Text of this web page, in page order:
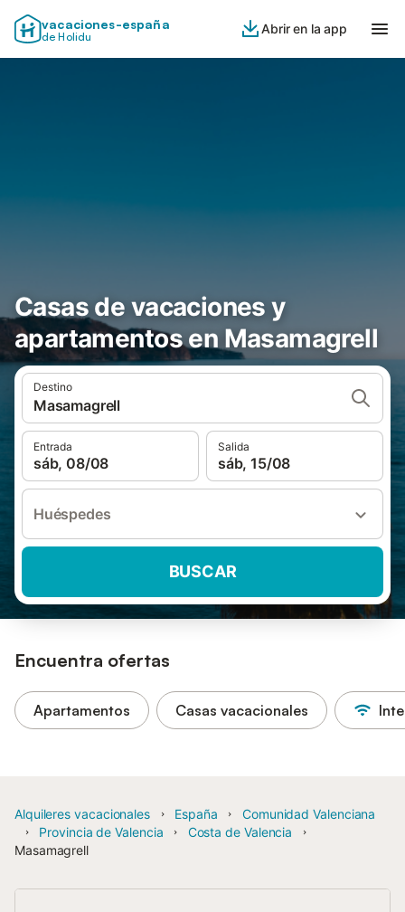
vacaciones-españa
de Holidu
Abrir en la app
Casas de vacaciones y
apartamentos en Masamagrell
Destino
Masamagrell
Entrada
sáb, 08/08
Salida
sáb, 15/08
Huéspedes
BUSCAR
Encuentra ofertas
Apartamentos Casas vacacionales
Alquileres vacacionales España
Comunidad Valenciana
Provincia de Valencia
Costa de Valencia
Masamagrell